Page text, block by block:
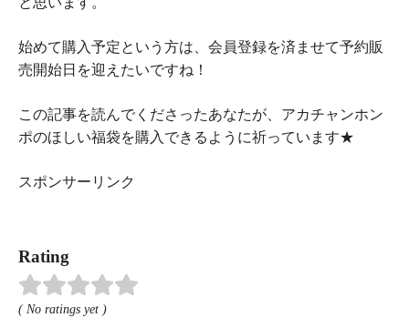
始めて購入予定という方は、会員登録を済ませて予約販
売開始日を迎えたいですね！
この記事を読んでくださったあなたが、アカチャンホン
ポのほしい福袋を購入できるように祈っています★
スポンサーリンク
Rating
( No ratings yet )